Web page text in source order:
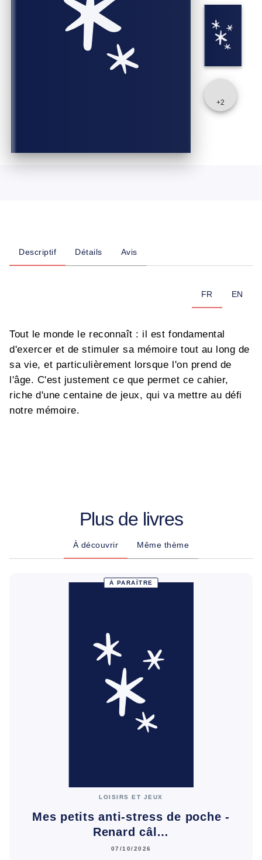
+2
Descriptif Détails Avis
FR EN
Tout le monde le reconnaît : il est fondamental
d'exercer et de stimuler sa mémoire tout au long de
sa vie, et particulièrement lorsque l'on prend de
l'âge. C'est justement ce que permet ce cahier,
riche d'une centaine de jeux, qui va mettre au défi
notre mémoire.
Plus de livres
À découvrir Même thème
À PARAÎTRE
LOISIRS ET JEUX
Mes petits anti-stress de poche -
Renard câl…
07/10/2026